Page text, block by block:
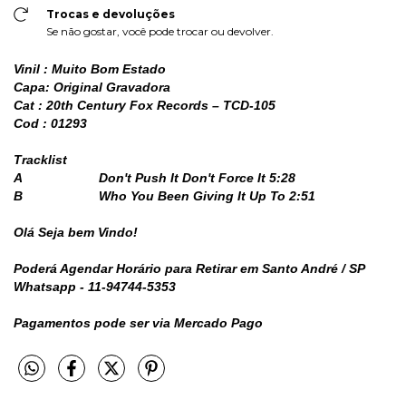
Trocas e devoluções
Se não gostar, você pode trocar ou devolver.
Vinil : Muito Bom Estado
Capa: Original Gravadora
Cat : 20th Century Fox Records – TCD-105
Cod : 01293
Tracklist
A
Don't Push It Don't Force It 5:28
B
Who You Been Giving It Up To 2:51
Olá Seja bem Vindo!
Poderá Agendar Horário para Retirar em Santo André / SP
Whatsapp - 11-94744-5353
Pagamentos pode ser via Mercado Pago